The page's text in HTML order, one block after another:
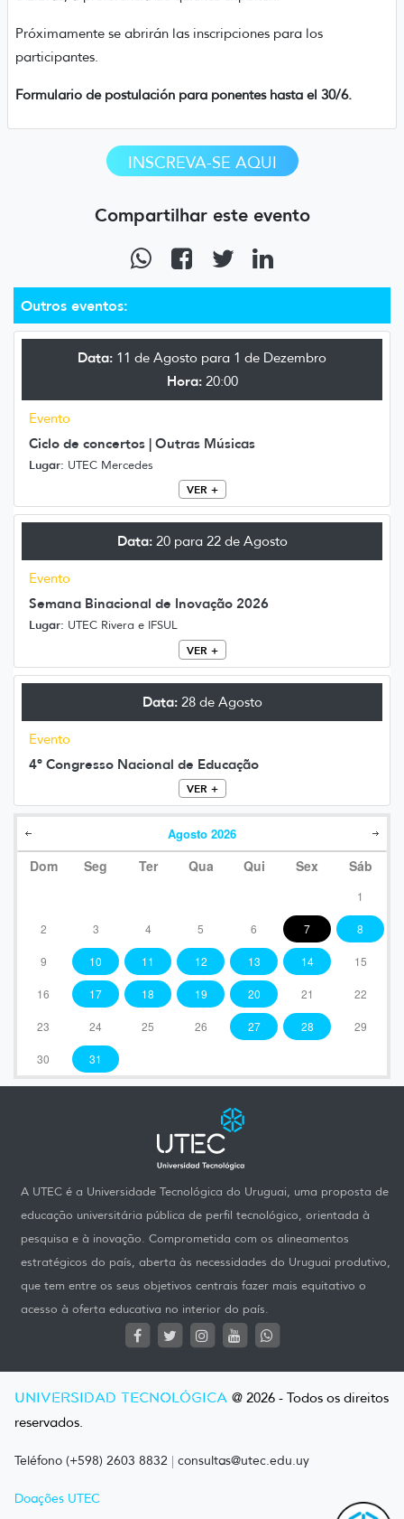
Outros eventos:
Data: 11 de Agosto para 1 de Dezembro
Hora:20:00
Evento
Ciclo de concertos | Outras Músicas
Lugar: UTEC Mercedes
VER +
Data:20 para 22 de Agosto
Evento
Semana Binacional de Inovação 2026
Lugar: UTEC Rivera e IFSUL
VER +
Data:28 de Agosto
Evento
4º Congresso Nacional de Educação
VER +
Agosto 2026
Dom Seg Ter Qua Qui Sex Sáb
1
2 3 4 5 6 7 8
9 10 11 12 13 14 15
16 17 18 19 20 21 22
23 24 25 26 27 28 29
30 31
Próximamente se abrirán las inscripciones para los
participantes.
Formulario de postulación para ponentes hasta el 30/6.
INSCREVA-SE AQUI
Compartilhar este evento
A UTEC é a Universidade Tecnológica do Uruguai, uma proposta de
educação universitária pública de perfil tecnológico, orientada à
pesquisa e à inovação. Comprometida com os alineamentos
estratégicos do país, aberta às necessidades do Uruguai produtivo,
que tem entre os seus objetivos centrais fazer mais equitativo o
acesso à oferta educativa no interior do país.
UNIVERSIDAD TECNOLÓGICA @ 2026 - Todos os direitos
reservados.
Teléfono (+598) 2603 8832 | consultas@utec.edu.uy
Doações UTEC